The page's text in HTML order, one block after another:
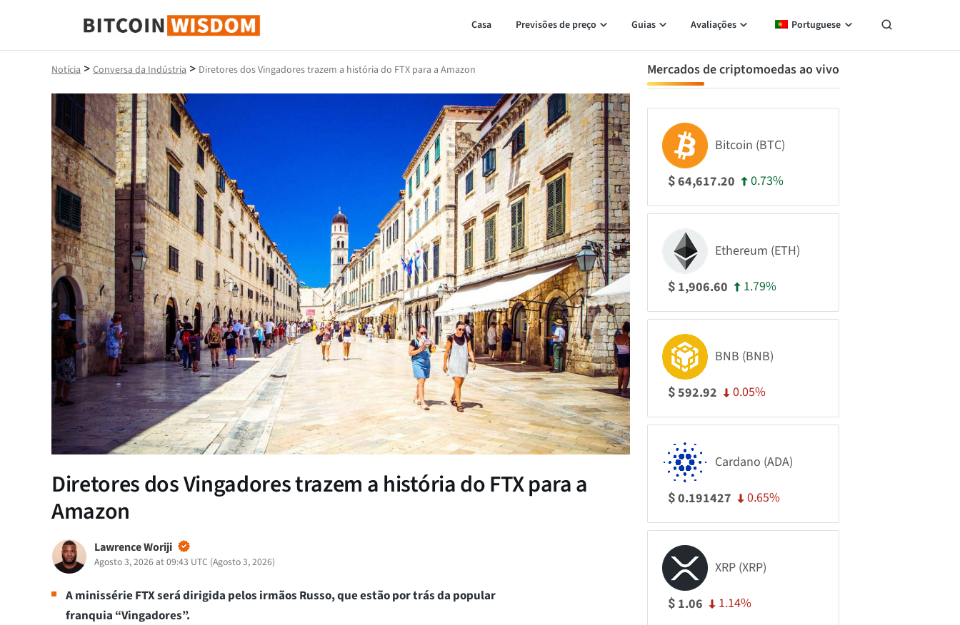
Sabedoria do Bitcoin
Casa Previsões de preço Guias Avaliações Portuguese
Notícia > Conversa da Indústria > Diretores dos Vingadores trazem a história do FTX para a Amazon
Diretores dos Vingadores trazem a história do FTX para a
Amazon
Lawrence Woriji
Agosto 3, 2026 at 09:43 UTC (Agosto 3, 2026)
A minissérie FTX será dirigida pelos irmãos Russo, que estão por trás da popular
franquia “Vingadores”.
Mercados de criptomoedas ao vivo
Bitcoin (BTC)
$64,617.20 0.73%
Ethereum (ETH)
$ 1,906.60 1.79%
BNB (BNB)
$592.92 0.05%
Cardano (ADA)
$0.191427 0.65%
XRP (XRP)
$ 1.06 1.14%